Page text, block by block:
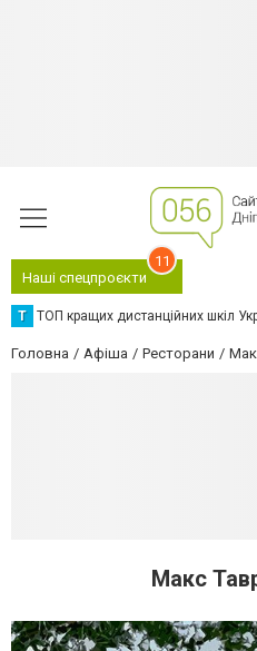
Наші спецпроєкти
11
Т ТОП кращих дистанційних шкіл
Головна Афіша Ресторани
Макс